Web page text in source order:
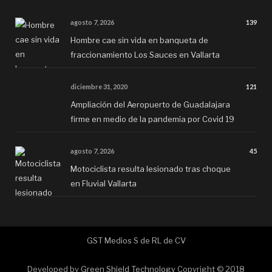
agosto 7, 2026 139
Hombre cae sin vida en banqueta de
fraccionamiento Los Sauces en Vallarta
diciembre 31, 2020 121
Ampliación del Aeropuerto de Guadalajara
firme en medio de la pandemia por Covid 19
agosto 7, 2026 45
Motociclista resulta lesionado tras choque
en Fluvial Vallarta
GST Medios S de RL de CV
Developed by Green Shield Technology Copyright © 2018